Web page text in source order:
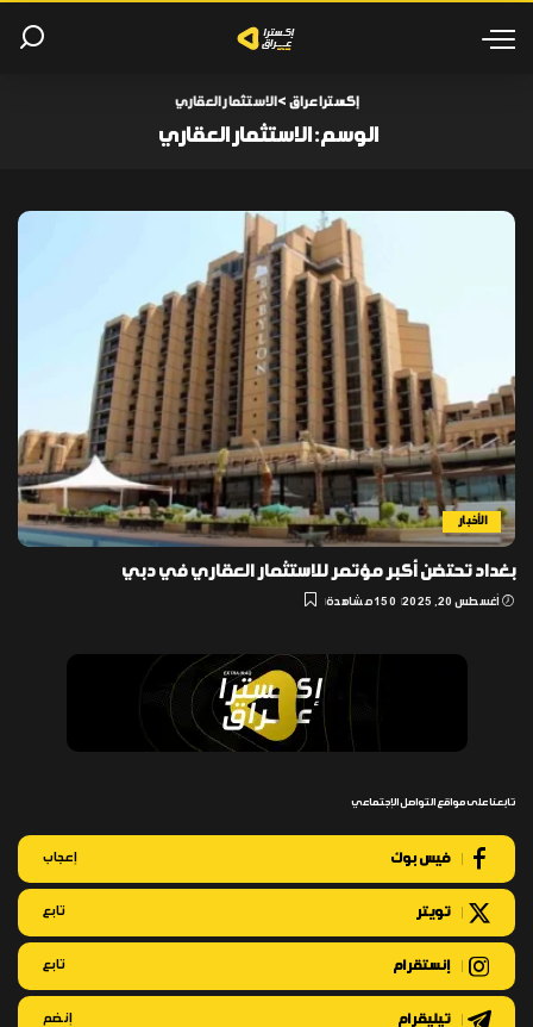
إكسترا عراق >الاستثمار العقاري
الوسم:الاستثمار العقاري
الأخبار
بغداد تحتضن أكبر مؤتمر للاستثمار العقاري في دبي
أغسطس 20, 2025 150 مشاهدة
تابعنا على مواقع التواصل الإجتماعي
فيس بوك إعجاب
تويتر تابع
إنستقرام تابع
تيليقرام إنضم